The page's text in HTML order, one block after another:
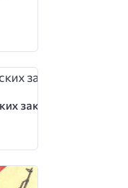
заключенных